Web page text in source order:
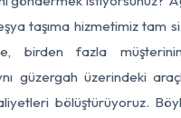
taşıma hizmetimiz tam
birden fazla
güzergah üzerindeki
bölüştürüyoruz.